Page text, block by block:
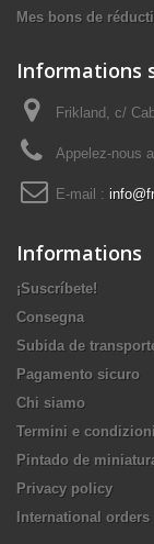
Mes bons de
Informations
Frikland, c/
Appelez-nous
E-mail :
Informations
¡Suscríbete!
Consegna
Subida de
Pagamento sicuro
Chi siamo
Termini e
Pintado de
Privacy policy
International orders